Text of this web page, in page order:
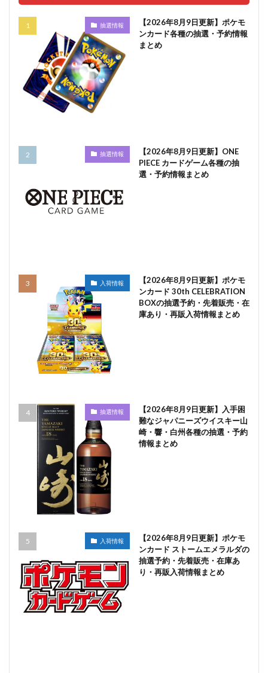
抽選情報
【2026年8月9日更新】ポケモ
ンカード各種の抽選・予約情報
まとめ
抽選情報
【2026年8月9日更新】ONE
PIECE カードゲーム各種の抽
選・予約情報まとめ
入荷情報
【2026年8月9日更新】ポケモ
ンカード 30th CELEBRATION
BOXの抽選予約・先着販売・在
庫あり・再販入荷情報まとめ
抽選情報
【2026年8月9日更新】入手困
難なジャパニーズウイスキー山
崎・響・白州各種の抽選・予約
情報まとめ
入荷情報
【2026年8月9日更新】ポケモ
ンカード ストームエメラルダの
抽選予約・先着販売・在庫あ
り・再販入荷情報まとめ